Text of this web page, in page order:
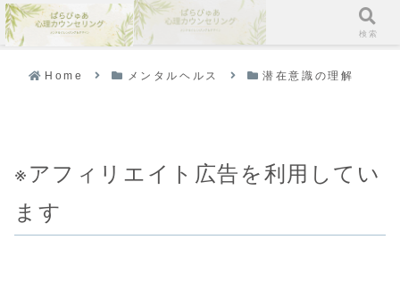
Home メンタルヘルス 潜在意識の理解
※アフィリエイト広告を利用してい
ます
メニュー 検索